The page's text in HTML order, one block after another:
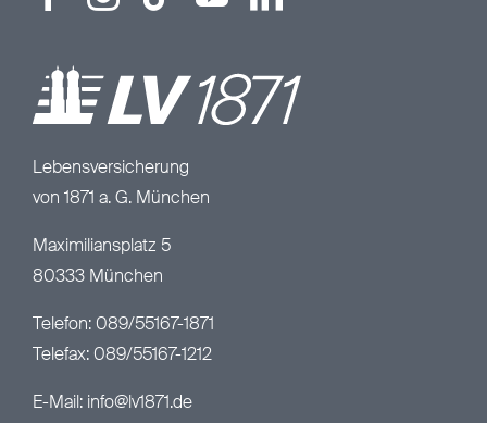
Lebensversicherung
von 1871 a. G. München
Maximiliansplatz 5
80333 München
Telefon: 089/55167-1871
Telefax: 089/55167-1212
E-Mail: info@lv1871.de